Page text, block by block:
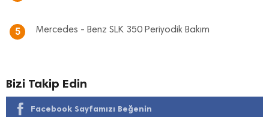
5 Mercedes - Benz SLK 350 Periyodik Bakım
Bizi Takip Edin
Facebook Sayfamızı Beğenin